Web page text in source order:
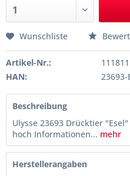
Wunschliste
Artikel-Nr.:
111811
HAN:
23693-
Beschreibung
Ulysse 23693 Drücktier
hoch Informationen... mehr
Herstellerangaben